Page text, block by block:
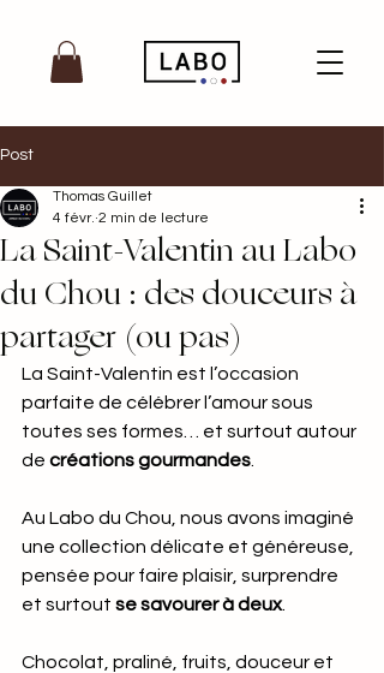
Post
La Saint-Valentin au Labo
du Chou : des douceurs à
partager (ou pas)
Thomas Guillet
4 févr. 2 min de lecture
La Saint-Valentin est l’occasion
parfaite de célébrer l’amour sous
toutes ses formes… et surtout autour
de créations gourmandes
Au Labo du Chou, nous avons imaginé
une collection délicate et généreuse,
pensée pour faire plaisir, surprendre
et surtout se savourer à deux.
Chocolat, praliné, fruits, douceur et